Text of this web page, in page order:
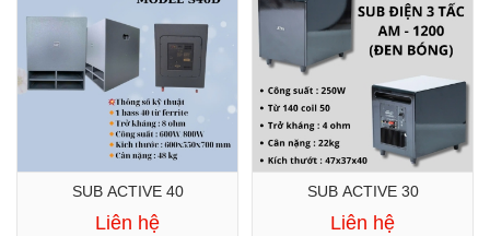
SUB ACTIVE 40
Liên hệ
SUB ACTIVE 30
Liên hệ